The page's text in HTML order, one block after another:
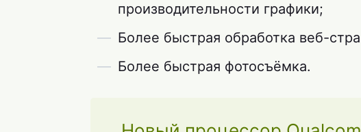
производительности графики;
Более быстрая обработка веб-
Более быстрая фотосъёмка.